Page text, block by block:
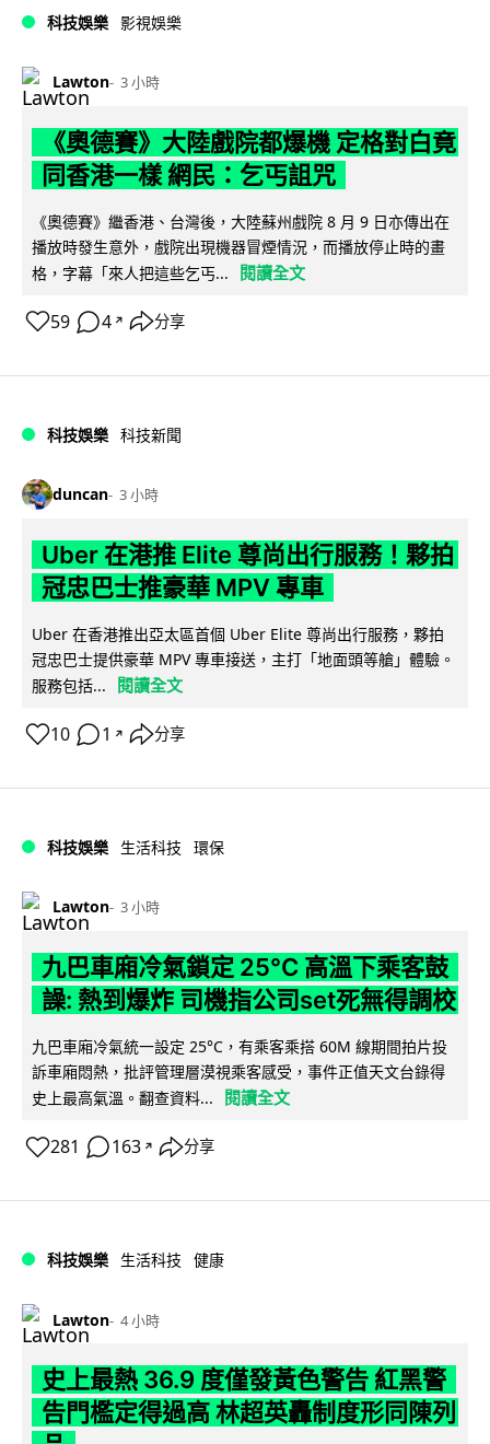
科技娛樂 影視娛樂
Lawton 3 小時
《奧德賽》大陸戲院都爆機 定格對白竟
同香港一樣 網民：乞丐詛咒
《奧德賽》繼香港、台灣後，大陸蘇州戲院 8 月 9 日亦傳出在
播放時發生意外，戲院出現機器冒煙情況，而播放停止時的畫
格，字幕「來人把這些乞丐...
閱讀全文
59 4 ↗ 分享
科技娛樂 科技新聞
duncan 3 小時
Uber 在港推 Elite 尊尚出行服務！夥拍
冠忠巴士推豪華 MPV 專車
Uber 在香港推出亞太區首個 Uber Elite 尊尚出行服務，夥拍
冠忠巴士提供豪華 MPV 專車接送，主打「地面頭等艙」體驗。
服務包括...
閱讀全文
10 1 ↗ 分享
科技娛樂 生活科技 環保
Lawton 3 小時
九巴車廂冷氣鎖定 25°C 高溫下乘客鼓
譟: 熱到爆炸 司機指公司set死無得調校
九巴車廂冷氣統一設定 25°C，有乘客乘搭 60M 線期間拍片投
訴車廂悶熱，批評管理層漠視乘客感受，事件正值天文台錄得
史上最高氣溫。翻查資料...
閱讀全文
281 163 ↗ 分享
科技娛樂 生活科技 健康
Lawton 4 小時
史上最熱 36.9 度僅發黃色警告 紅黑警
告門檻定得過高 林超英轟制度形同陳列